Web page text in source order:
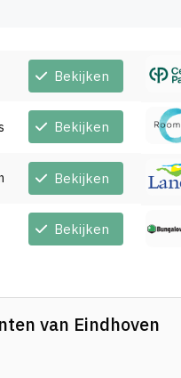
Bekijken
Bekijken
Bekijken
Bekijken
van Eindhoven